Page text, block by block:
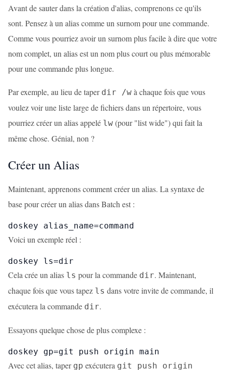
Avant de sauter dans la création d'alias, comprenons ce qu'ils
sont. Pensez à un alias comme un surnom pour une commande.
Comme vous pourriez avoir un surnom plus facile à dire que votre
nom complet, un alias est un nom plus court ou plus mémorable
pour une commande plus longue.
Par exemple, au lieu de taper dir /w à chaque fois que vous
voulez voir une liste large de fichiers dans un répertoire, vous
pourriez créer un alias appelé lw (pour "list wide") qui fait la
même chose. Génial, non ?
Créer un Alias
Maintenant, apprenons comment créer un alias. La syntaxe de
base pour créer un alias dans Batch est :
doskey alias_name=command
Voici un exemple réel :
doskey ls=dir
Cela crée un alias ls pour la commande dir. Maintenant,
chaque fois que vous tapez ls dans votre invite de commande, il
exécutera la commande dir.
Essayons quelque chose de plus complexe :
doskey gp=git push origin main
Avec cet alias, taper gp exécutera git push origin